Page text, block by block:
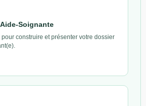
Soignante
construire et présenter votre dossier